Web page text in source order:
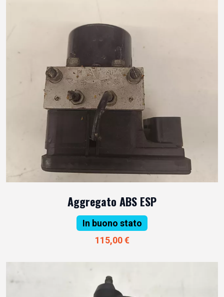
Aggregato ABS ESP
In buono stato
115,00 €